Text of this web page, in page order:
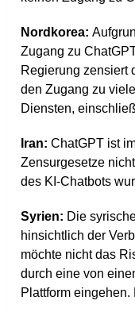
Nordkorea:
Zugang zu
Regierung zensiert
den Zugang zu
Diensten,
Iran:ChatGPT ist
Zensurgesetze
des KI-Chatbots
Syrien: Die
hinsichtlich der
möchte nicht das
durch eine von
Plattform